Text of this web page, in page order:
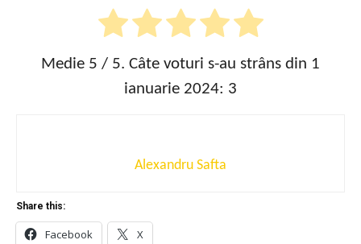
Medie 5 / 5. Câte voturi s-au strâns din 1
ianuarie 2024: 3
Alexandru Safta
Share this:
Facebook X